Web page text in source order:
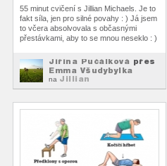
55 minut cvičení s Jillian Michaels. Je to
fakt síla, jen pro silné povahy : ) Já jsem
to včera absolvovala s občasnými
přestávkami, aby to se mnou neseklo : )
Jiřina Pučálková přes
Emma Všudybylka
na Jillian